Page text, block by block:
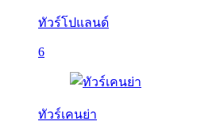
ทัวร์โปแลนด์
6
ทัวร์เคนย่า